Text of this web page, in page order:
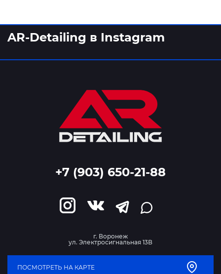
AR-Detailing в Instagram
+7 (903) 650-21-88
г. Воронеж
ул. Электросигнальная 13В
ПОСМОТРЕТЬ НА КАРТЕ